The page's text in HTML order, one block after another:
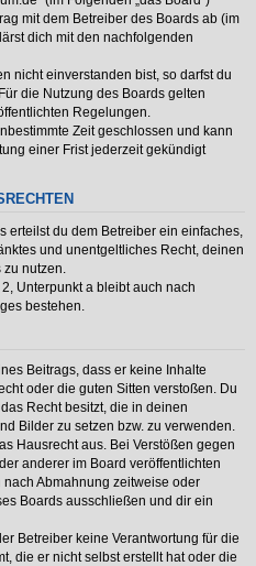
mit dem Betreiber des Boards ab (im
dich mit den nachfolgenden
nicht einverstanden bist, so darfst du
die Nutzung des Boards gelten
Regelungen.
Zeit geschlossen und kann
einer Frist jederzeit gekündigt
erteilst du dem Betreiber ein einfaches,
und unentgeltliches Recht, deinen
zu nutzen.
Unterpunkt a bleibt auch nach
bestehen.
Beitrags, dass er keine Inhalte
oder die guten Sitten verstoßen. Du
Recht besitzt, die in deinen
Bilder zu setzen bzw. zu verwenden.
Hausrecht aus. Bei Verstößen gegen
anderer im Board veröffentlichten
Abmahnung zeitweise oder
Boards ausschließen und dir ein
Betreiber keine Verantwortung für die
die er nicht selbst erstellt hat oder die